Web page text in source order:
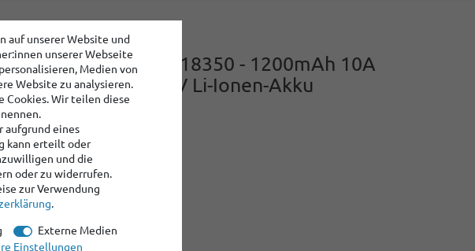
Keeppower IMR18350 - 1200mAh 10A
(15A), 3,6V - 3,7V Li-Ionen-Akku
Artikelnummer:
Hersteller :Keeppower
Staffelpreise:
Ab Menge: 8
Ab Menge: 12 4,25 €
auf unserer Website und
unserer Webseite
Medien von
Website zu analysieren.
Wir teilen diese
aufgrund eines
kann erteilt oder
und die
oder zu widerrufen.
zur Verwendung
.
Externe Medien
Einstellungen